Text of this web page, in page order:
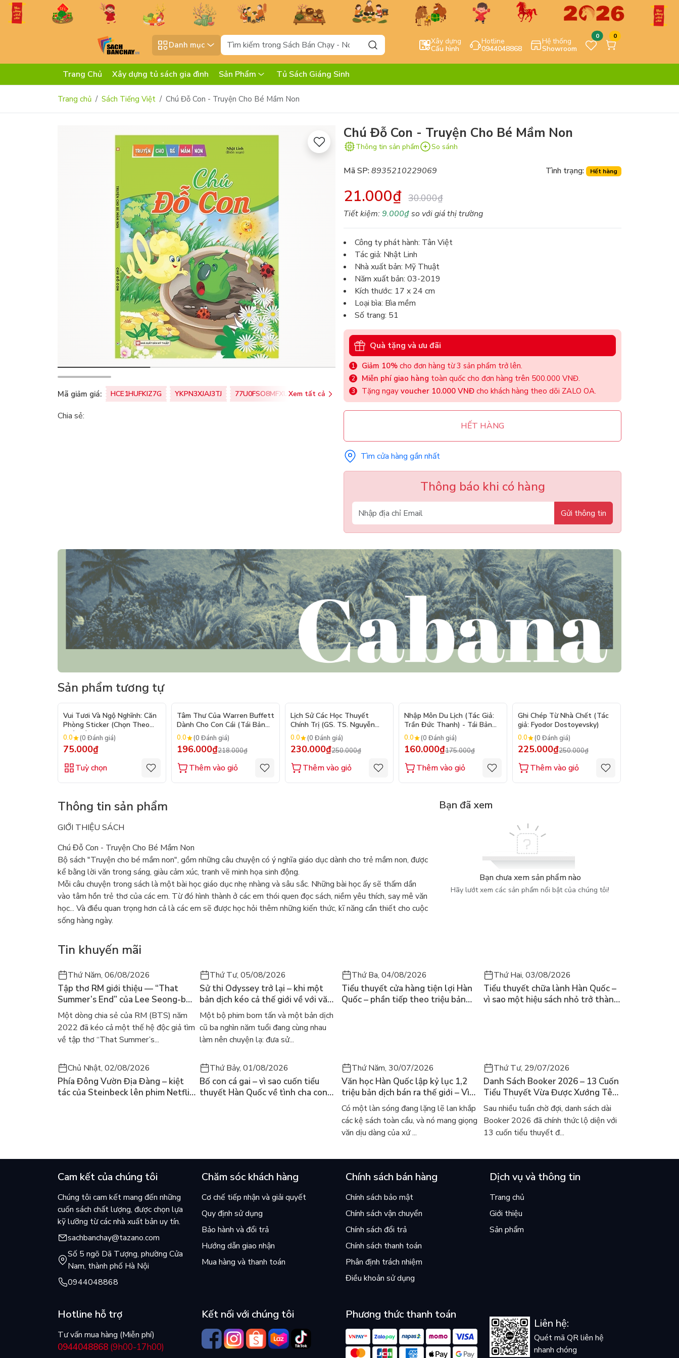
Danh mục Xây dựng
Cấu hình
Hotline
0944048868
Hệ thống
Showroom
0 0
Trang Chủ Xây dựng tủ sách gia đình Sản Phẩm Tủ Sách Giáng Sinh
Trang chủ Sách Tiếng Việt Chú Đỗ Con - Truyện Cho Bé Mầm Non
Mã giảm giá: HCE1HUFKIZ7G YKPN3XJAJ3TJ 77U0FSO8MFXU Xem tất cả
Chia sẻ:
Chú Đỗ Con - Truyện Cho Bé Mầm Non
Thông tin sản phẩm So sánh
Mã SP:8935210229069 Tình trạng: Hết hàng
21.000₫ 30.000₫
Tiết kiệm:9.000₫so với giá thị trường
Công ty phát hành: Tân Việt
Tác giả: Nhật Linh
Nhà xuất bản: Mỹ Thuật
Năm xuất bản: 03-2019
Kích thước: 17 x 24 cm
Loại bìa: Bìa mềm
Số trang: 51
Quà tặng và ưu đãi
Giảm 10% cho đơn hàng từ 3 sản phẩm trở lên.
Miễn phí giao hàng toàn quốc cho đơn hàng trên 500.000 VNĐ.
Tặng ngay voucher 10.000 VNĐ cho khách hàng theo dõi ZALO OA.
HẾT HÀNG
Tìm cửa hàng gần nhất
Thông báo khi có hàng
Gửi thông tin
Sản phẩm tương tự
Vui Tươi Và Ngộ Nghĩnh: Căn
Phòng Sticker (Chọn Theo
Chủ Đề) - Hơn 250 Sticker
0.0 (0 Đánh giá)
75.000₫
Tuỳ chọn
- 10%
Tâm Thư Của Warren Buffett
Dành Cho Con Cái (Tái Bản
2026)
0.0 (0 Đánh giá)
196.000₫218.000₫
Thêm vào giỏ
Lịch Sử Các Học Thuyết
Chính Trị (GS. TS. Nguyễn
Đăng Dung)
0.0 (0 Đánh giá)
230.000₫250.000₫
Thêm vào giỏ
- 9%
Nhập Môn Du Lịch (Tác Giả:
Trần Đức Thanh) - Tái Bản
2026
0.0 (0 Đánh giá)
160.000₫175.000₫
Thêm vào giỏ
- 10%
Ghi Chép Từ Nhà Chết (Tác
giả: Fyodor Dostoyevsky)
0.0 (0 Đánh giá)
225.000₫250.000₫
Thêm vào giỏ
Thông tin sản phẩm
GIỚI THIỆU SÁCH
Chú Đỗ Con - Truyện Cho Bé Mầm Non
Bộ sách "Truyện cho bé mầm non", gồm những câu chuyện có ý nghĩa giáo dục dành cho trẻ mầm non, được
kể bằng lời văn trong sáng, giàu cảm xúc, tranh vẽ minh họa sinh động.
Mỗi câu chuyện trong sách là một bài học giáo dục nhẹ nhàng và sâu sắc. Những bài học ấy sẽ thấm dần
vào tâm hồn trẻ thơ của các em. Từ đó hình thành ở các em thói quen đọc sách, niềm yêu thích, say mê văn
học... Và điều quan trọng hơn cả là các em sẽ được học hỏi thêm những kiến thức, kĩ năng cần thiết cho cuộc
sống hàng ngày.
Bạn đã xem
Bạn chưa xem sản phẩm nào
Hãy lướt xem các sản phẩm nổi bật của chúng tôi!
Tin khuyến mãi
Thứ Năm, 06/08/2026
Tập thơ RM giới thiệu — “That
Summer’s End” của Lee Seong-bok
ra mắt bản tiếng Anh sau 4 năm
gây sốt
Một dòng chia sẻ của RM (BTS) năm
2022 đã kéo cả một thế hệ độc giả tìm
về tập thơ “That Summer’s...
Thứ Tư, 05/08/2026
Sử thi Odyssey trở lại – khi một
bản dịch kéo cả thế giới về với văn
học kinh điển
Một bộ phim bom tấn và một bản dịch
cũ ba nghìn năm tuổi đang cùng nhau
làm nên chuyện lạ: đưa sử...
Thứ Ba, 04/08/2026
Tiểu thuyết cửa hàng tiện lợi Hàn
Quốc – phần tiếp theo triệu bản
Thứ Hai, 03/08/2026
Tiểu thuyết chữa lành Hàn Quốc –
vì sao một hiệu sách nhỏ trở thành
Chủ Nhật, 02/08/2026
Phía Đông Vườn Địa Đàng – kiệt
tác của Steinbeck lên phim Netflix
Thứ Bảy, 01/08/2026
Bố con cá gai – vì sao cuốn tiểu
thuyết Hàn Quốc về tình cha con
Thứ Năm, 30/07/2026
Văn học Hàn Quốc lập kỷ lục 1,2
triệu bản dịch bán ra thế giới – Vì
sao cả thế giới đang đọc sách Hàn?
Có một làn sóng đang lặng lẽ lan khắp
các kệ sách toàn cầu, và nó mang giọng
văn dịu dàng của xứ ...
Thứ Tư, 29/07/2026
Danh Sách Booker 2026 – 13 Cuốn
Tiểu Thuyết Vừa Được Xướng Tên
Và Gợi Ý Đọc Cho Người Việt
Sau nhiều tuần chờ đợi, danh sách dài
Booker 2026 đã chính thức lộ diện với
13 cuốn tiểu thuyết đ...
Cam kết của chúng tôi
Chúng tôi cam kết mang đến những
cuốn sách chất lượng, được chọn lựa
kỹ lưỡng từ các nhà xuất bản uy tín.
sachbanchay@tazano.com
Số 5 ngõ Dã Tượng, phường Cửa
Nam, thành phố Hà Nội
0944048868
Chăm sóc khách hàng
Cơ chế tiếp nhận và giải quyết
Quy định sử dụng
Bảo hành và đổi trả
Hướng dẫn giao nhận
Mua hàng và thanh toán
Chính sách bán hàng
Chính sách bảo mật
Chính sách vận chuyển
Chính sách đổi trả
Chính sách thanh toán
Phân định trách nhiệm
Điều khoản sử dụng
Dịch vụ và thông tin
Trang chủ
Giới thiệu
Sản phẩm
Hotline hỗ trợ
Tư vấn mua hàng (Miễn phí)
0944048868 (9h00-17h00)
Kết nối với chúng tôi Phương thức thanh toán
Liên hệ:
Quét mã QR liên hệ
nhanh chóng